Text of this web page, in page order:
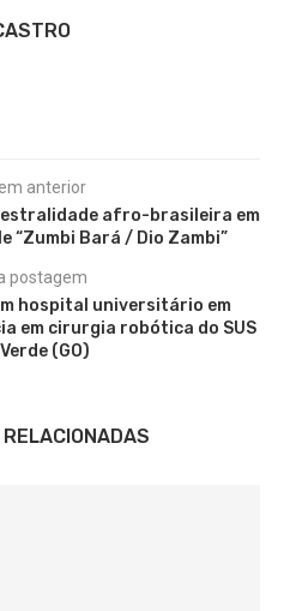
anterior
afro-brasileira em
“Zumbi Bará / Dio Zambi”
postagem
hospital universitário em
em cirurgia robótica do SUS
(GO)